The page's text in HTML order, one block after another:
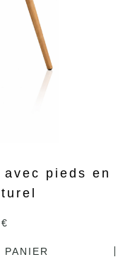
pieds en
€
PANIER